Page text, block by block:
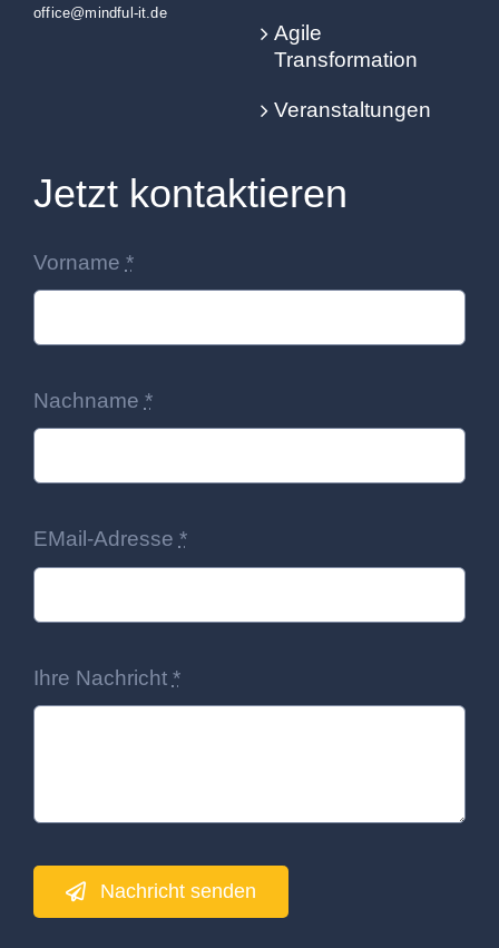
office@mindful-it.de
Agile
Transformation
Veranstaltungen
Jetzt kontaktieren
Vorname *
Nachname *
EMail-Adresse *
Ihre Nachricht *
Nachricht senden